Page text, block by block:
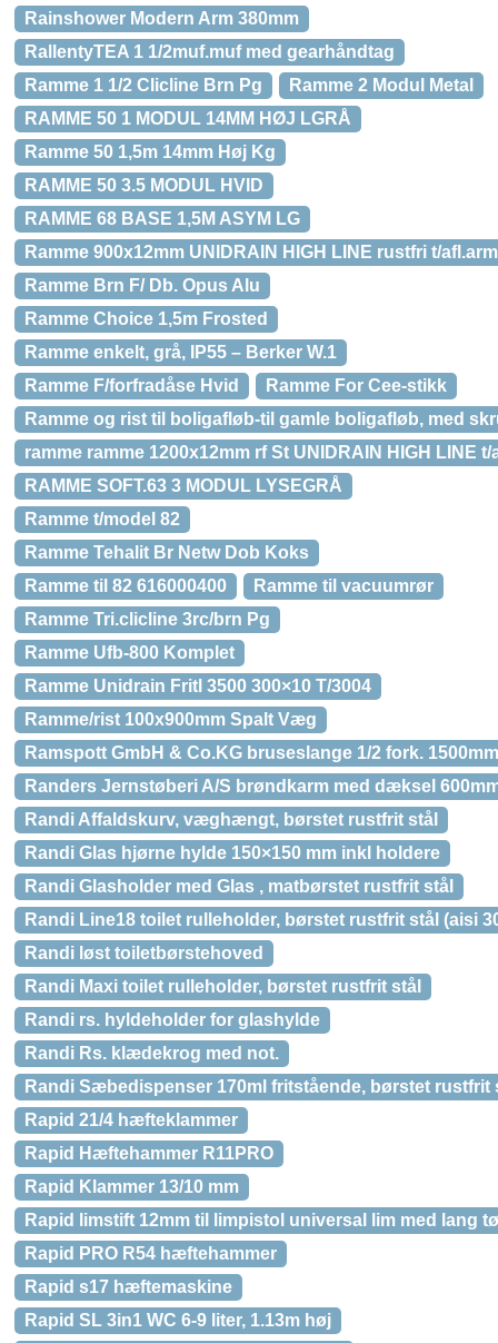
Rainshower Modern Arm 380mm
RallentyTEA 1 1/2muf.muf med gearhåndtag
Ramme 1 1/2 Clicline Brn Pg
Ramme 2 Modul Metal
RAMME 50 1 MODUL 14MM HØJ LGRÅ
Ramme 50 1,5m 14mm Høj Kg
RAMME 50 3.5 MODUL HVID
RAMME 68 BASE 1,5M ASYM LG
Ramme 900x12mm UNIDRAIN HIGH LINE rustfri t/afl.arm
Ramme Brn F/ Db. Opus Alu
Ramme Choice 1,5m Frosted
Ramme enkelt, grå, IP55 – Berker W.1
Ramme F/forfradåse Hvid
Ramme For Cee-stikk
Ramme og rist til boligafløb-til gamle boligafløb, med
ramme ramme 1200x12mm rf St UNIDRAIN HIGH LINE t/
RAMME SOFT.63 3 MODUL LYSEGRÅ
Ramme t/model 82
Ramme Tehalit Br Netw Dob Koks
Ramme til 82 616000400
Ramme til vacuumrør
Ramme Tri.clicline 3rc/brn Pg
Ramme Ufb-800 Komplet
Ramme Unidrain Fritl 3500 300×10 T/3004
Ramme/rist 100x900mm Spalt Væg
Ramspott GmbH & Co.KG bruseslange 1/2 fork. 1500mm
Randers Jernstøberi A/S brøndkarm med dæksel
Randi Affaldskurv, væghængt, børstet rustfrit stål
Randi Glas hjørne hylde 150×150 mm inkl holdere
Randi Glasholder med Glas , matbørstet rustfrit stål
Randi Line18 toilet rulleholder, børstet rustfrit stål (aisi
Randi løst toiletbørstehoved
Randi Maxi toilet rulleholder, børstet rustfrit stål
Randi rs. hyldeholder for glashylde
Randi Rs. klædekrog med not.
Randi Sæbedispenser 170ml fritstående, børstet rustfrit
Rapid 21/4 hæfteklammer
Rapid Hæftehammer R11PRO
Rapid Klammer 13/10 mm
Rapid limstift 12mm til limpistol universal lim med lang
Rapid PRO R54 hæftehammer
Rapid s17 hæftemaskine
Rapid SL 3in1 WC 6-9 liter, 1.13m høj